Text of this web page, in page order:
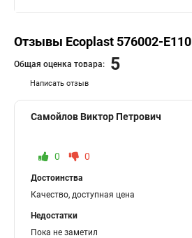
Отзывы Ecoplast 576002-E110
Написать отзыв
Общая оценка товара: 5
Самойлов Виктор Петрович
0 0
Достоинства
Качество, доступная цена
Недостатки
Пока не заметил